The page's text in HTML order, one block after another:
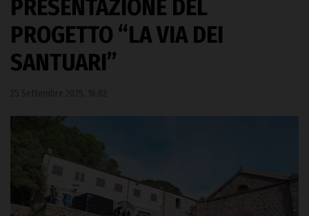
PRESENTAZIONE DEL
PROGETTO “LA VIA DEI
SANTUARI”